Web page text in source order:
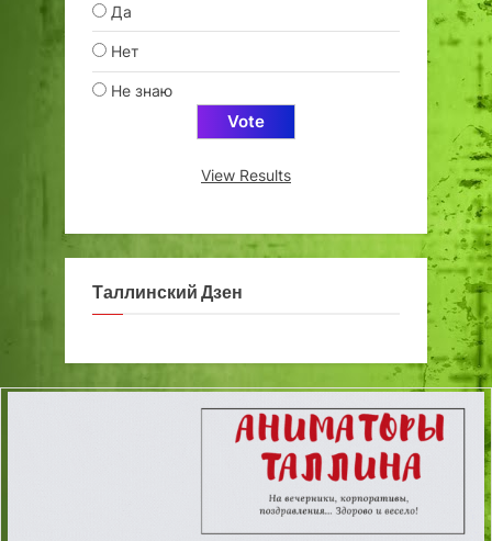
Да
Нет
Не знаю
View Results
Таллинский Дзен